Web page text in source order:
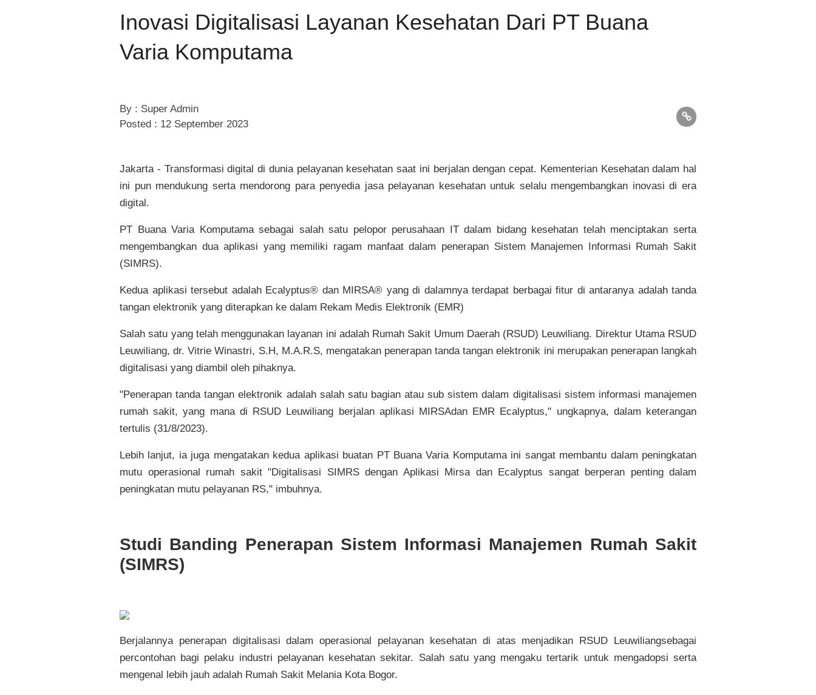
Inovasi Digitalisasi Layanan Kesehatan Dari PT Buana
Varia Komputama
By : Super Admin
Posted : 12 September 2023
Jakarta - Transformasi digital di dunia pelayanan kesehatan saat ini berjalan dengan cepat. Kementerian Kesehatan dalam hal
ini pun mendukung serta mendorong para penyedia jasa pelayanan kesehatan untuk selalu mengembangkan inovasi di era
digital.
PT Buana Varia Komputama sebagai salah satu pelopor perusahaan IT dalam bidang kesehatan telah menciptakan serta
mengembangkan dua aplikasi yang memiliki ragam manfaat dalam penerapan Sistem Manajemen Informasi Rumah Sakit
(SIMRS).
Kedua aplikasi tersebut adalah Ecalyptus® dan MIRSA® yang di dalamnya terdapat berbagai fitur di antaranya adalah tanda
tangan elektronik yang diterapkan ke dalam Rekam Medis Elektronik (EMR)
Salah satu yang telah menggunakan layanan ini adalah Rumah Sakit Umum Daerah (RSUD) Leuwiliang. Direktur Utama RSUD
Leuwiliang, dr. Vitrie Winastri, S.H, M.A.R.S, mengatakan penerapan tanda tangan elektronik ini merupakan penerapan langkah
digitalisasi yang diambil oleh pihaknya.
"Penerapan tanda tangan elektronik adalah salah satu bagian atau sub sistem dalam digitalisasi sistem informasi manajemen
rumah sakit, yang mana di RSUD Leuwiliang berjalan aplikasi MIRSAdan EMR Ecalyptus," ungkapnya, dalam keterangan
tertulis (31/8/2023).
Lebih lanjut, ia juga mengatakan kedua aplikasi buatan PT Buana Varia Komputama ini sangat membantu dalam peningkatan
mutu operasional rumah sakit "Digitalisasi SIMRS dengan Aplikasi Mirsa dan Ecalyptus sangat berperan penting dalam
peningkatan mutu pelayanan RS," imbuhnya.
Studi Banding Penerapan Sistem Informasi Manajemen Rumah Sakit
(SIMRS)
Berjalannya penerapan digitalisasi dalam operasional pelayanan kesehatan di atas menjadikan RSUD Leuwiliangsebagai
percontohan bagi pelaku industri pelayanan kesehatan sekitar. Salah satu yang mengaku tertarik untuk mengadopsi serta
mengenal lebih jauh adalah Rumah Sakit Melania Kota Bogor.